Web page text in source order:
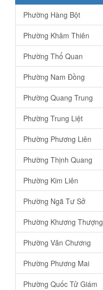
Phường Hàng Bột
Phường Khâm Thiên
Phường Thổ Quan
Phường Nam Đồng
Phường Quang Trung
Phường Trung Liệt
Phường Phương Liên
Phường Thịnh Quang
Phường Kim Liên
Phường Ngã Tư Sở
Phường Khương Thượng
Phường Văn Chương
Phường Phương Mai
Phường Quốc Tử Giám